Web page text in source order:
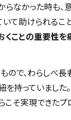
らなかった時も、
いて助けられるこ
くことの重要性を
ので、わらしべ
を持っていました
こそ実現できたプ